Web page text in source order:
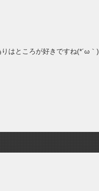
はところが好きですね(*´ω｀)